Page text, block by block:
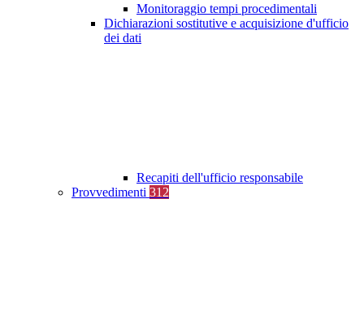
Monitoraggio tempi procedimentali
Dichiarazioni sostitutive e acquisizione d'ufficio
dei dati
Recapiti dell'ufficio responsabile
Provvedimenti 312